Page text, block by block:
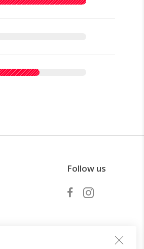
Follow us